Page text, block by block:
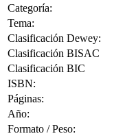
Categoría:
Tema:
Clasificación Dewey:
Clasificación BISAC
Clasificación BIC
ISBN:
Páginas:
Año:
Formato / Peso: